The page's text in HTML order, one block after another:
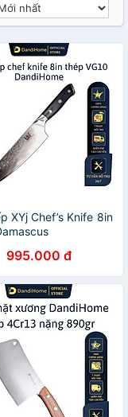
XYj Chef’s Knife 8in
995.000 đ